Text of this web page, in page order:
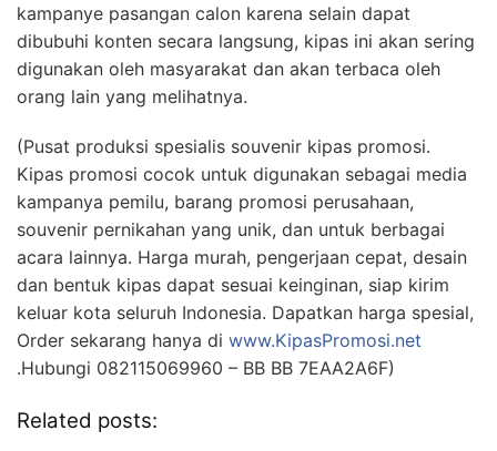
kampanye pasangan calon karena selain dapat
dibubuhi konten secara langsung, kipas ini akan sering
digunakan oleh masyarakat dan akan terbaca oleh
orang lain yang melihatnya.
(Pusat produksi spesialis souvenir kipas promosi.
Kipas promosi cocok untuk digunakan sebagai media
kampanya pemilu, barang promosi perusahaan,
souvenir pernikahan yang unik, dan untuk berbagai
acara lainnya. Harga murah, pengerjaan cepat, desain
dan bentuk kipas dapat sesuai keinginan, siap kirim
keluar kota seluruh Indonesia. Dapatkan harga spesial,
Order sekarang hanya di www.KipasPromosi.net
.Hubungi 082115069960 – BB BB 7EAA2A6F)
Related posts: